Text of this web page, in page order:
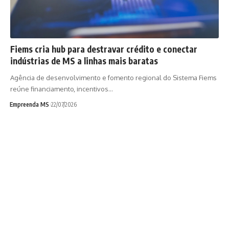
Fiems cria hub para destravar crédito e conectar
indústrias de MS a linhas mais baratas
Agência de desenvolvimento e fomento regional do Sistema Fiems
reúne financiamento, incentivos…
Empreenda MS 22/07/2026